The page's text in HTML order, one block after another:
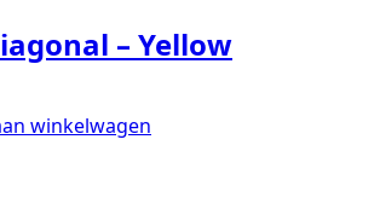
– Yellow
winkelwagen